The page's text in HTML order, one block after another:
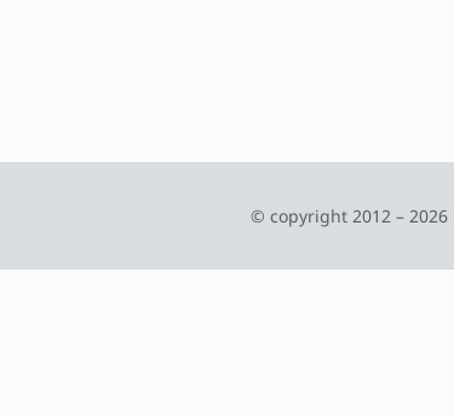
© copyright 2012 – 2026